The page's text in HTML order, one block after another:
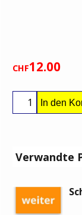
CHF12.00
In den
Verwandte